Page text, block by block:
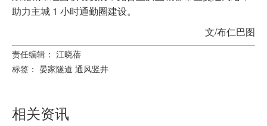
助力主城 1 小时通勤圈建设。
文/布仁巴图
责任编辑： 江晓蓓
标签： 晏家隧道 通风竖井
相关资讯